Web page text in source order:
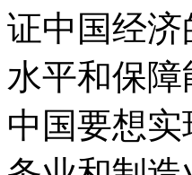
证中国经
水平和保
中国要想